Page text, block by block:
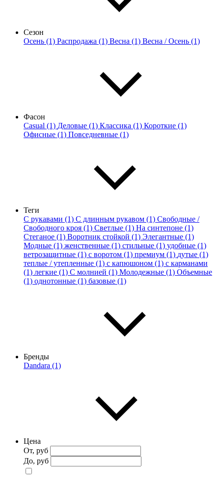
Сезон
Осень (1) Распродажа (1) Весна (1) Весна / Осень (1)
Фасон
Casual (1) Деловые (1) Классика (1) Короткие (1)
Офисные (1) Повседневные (1)
Теги
С рукавами (1) С длинным рукавом (1) Свободные /
Свободного кроя (1) Светлые (1) На синтепоне (1)
Стеганое (1) Воротник стойкой (1) Элегантные (1)
Модные (1) женственные (1) стильные (1) удобные (1)
ветрозащитные (1) с воротом (1) премиум (1) дутые (1)
теплые / утепленные (1) с капюшоном (1) с карманами
(1) легкие (1) С молнией (1) Молодежные (1) Объемные
(1) однотонные (1) базовые (1)
Бренды
Dandara (1)
Цена
От, руб
До, руб